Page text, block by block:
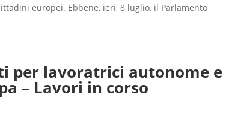
europei. Ebbene, ieri, 8 luglio, il Parlamento
per lavoratrici autonome e
– Lavori in corso